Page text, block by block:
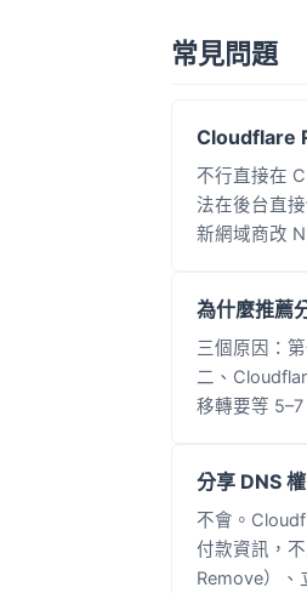
常見問題
Cloudflare
不行直接在
法在後台直
新網域商改
為什麼推薦
三個原因：
二、
移轉要等
分享 DNS
不會。
付款資訊，
Remove）